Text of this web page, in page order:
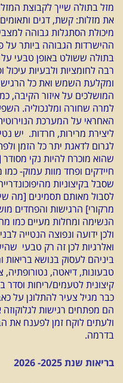
מזל בתולה שייך לקבוצת
את מזלות: קשת, דגים
מיכולת הסתגלות גבוהה
ההישרדות הגבוהה ביותר על
בתולה ששולט באופן טבעי
רבה לחומציות ולבעיות עיכול
ומקלעת השמש ואת כל
המושלכים על איזור הקיבה,
למרה שחורה ומלנכוליה.
האחראי על המערכת
ליצירת מרירות, חרדות. יש
לגרום לדאגת יתר כל הזמן
שהוא מוכרח להיות נקי
חיידקים ופחד מוות עמוק-
שסבל בקיצוניות
לסבול מאותם תסמינים [מה
מרקורי] הרגישות והפחדים
ולכן ידועה ונפוצה הנטייה
ואלרגיות לכן זה רק טבעי
ביניהם לעסוק בנושא בריאות
טבעונות, דיאטה,
קיצונית לטעמים/ריחות וסדר
כבר מגיל צעיר להתלונן על
הם מפתחים רגישות לגלוקוזה
ולעתים לוקח זמן לפענח את
בדרמה.
בריאות שנת 2025- 2026